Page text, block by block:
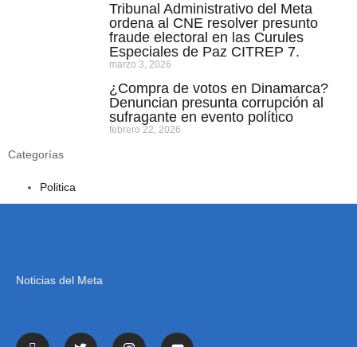
Tribunal Administrativo del Meta
ordena al CNE resolver presunto
fraude electoral en las Curules
Especiales de Paz CITREP 7.
marzo 3, 2026
¿Compra de votos en Dinamarca?
Denuncian presunta corrupción al
sufragante en evento político
febrero 22, 2026
Categorías
Politica
Noticias del Meta